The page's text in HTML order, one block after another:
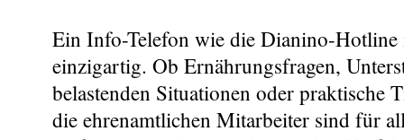
Ein Info-Telefon wie die Dianino-Hotline
einzigartig. Ob Ernährungsfragen,
belastenden Situationen oder praktische
die ehrenamtlichen Mitarbeiter sind für